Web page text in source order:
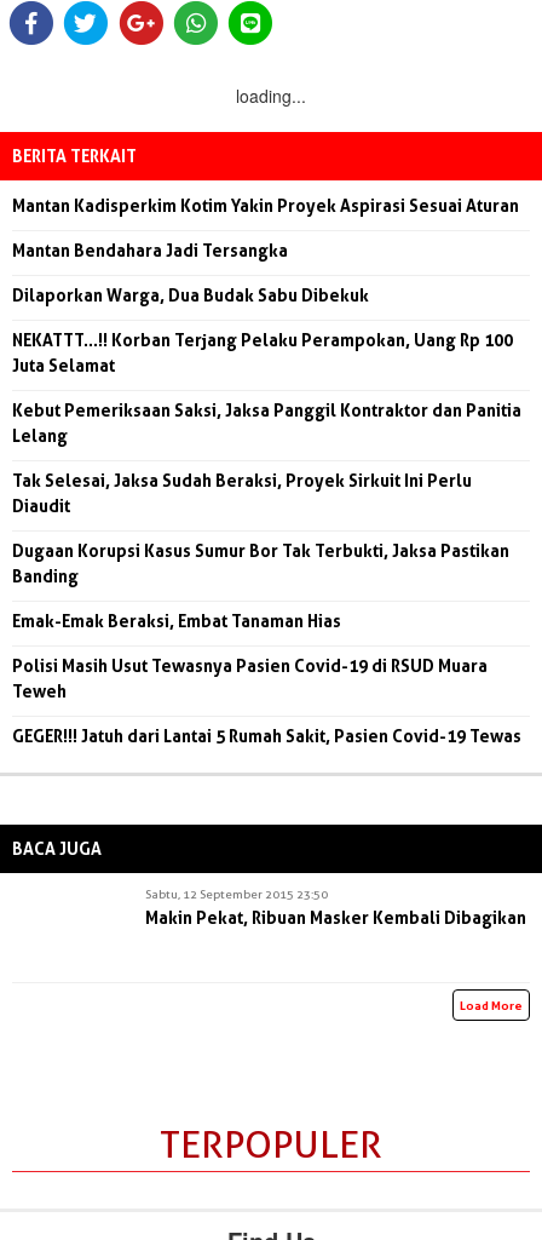
loading...
BERITA TERKAIT
Mantan Kadisperkim Kotim Yakin Proyek Aspirasi Sesuai Aturan
Mantan Bendahara Jadi Tersangka
Dilaporkan Warga, Dua Budak Sabu Dibekuk
NEKATTT...!! Korban Terjang Pelaku Perampokan, Uang Rp 100
Juta Selamat
Kebut Pemeriksaan Saksi, Jaksa Panggil Kontraktor dan Panitia
Lelang
Tak Selesai, Jaksa Sudah Beraksi, Proyek Sirkuit Ini Perlu
Diaudit
Dugaan Korupsi Kasus Sumur Bor Tak Terbukti, Jaksa Pastikan
Banding
Emak-Emak Beraksi, Embat Tanaman Hias
Polisi Masih Usut Tewasnya Pasien Covid-19 di RSUD Muara
Teweh
GEGER!!! Jatuh dari Lantai 5 Rumah Sakit, Pasien Covid-19 Tewas
BACA JUGA
Sabtu, 12 September 2015 23:50
Makin Pekat, Ribuan Masker Kembali Dibagikan
Load More
TERPOPULER